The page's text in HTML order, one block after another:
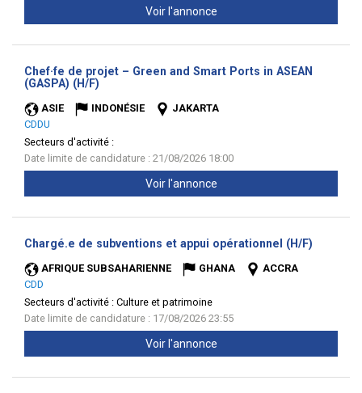
Voir l'annonce
Chef·fe de projet – Green and Smart Ports in ASEAN
(GASPA) (H/F)
ASIE INDONÉSIE
JAKARTA
CDDU
Secteurs d'activité :
Date limite de candidature : 21/08/2026 18:00
Voir l'annonce
Chargé.e de subventions et appui opérationnel (H/F)
AFRIQUE SUBSAHARIENNE GHANA
ACCRA
CDD
Secteurs d'activité : Culture et patrimoine
Date limite de candidature : 17/08/2026 23:55
Voir l'annonce